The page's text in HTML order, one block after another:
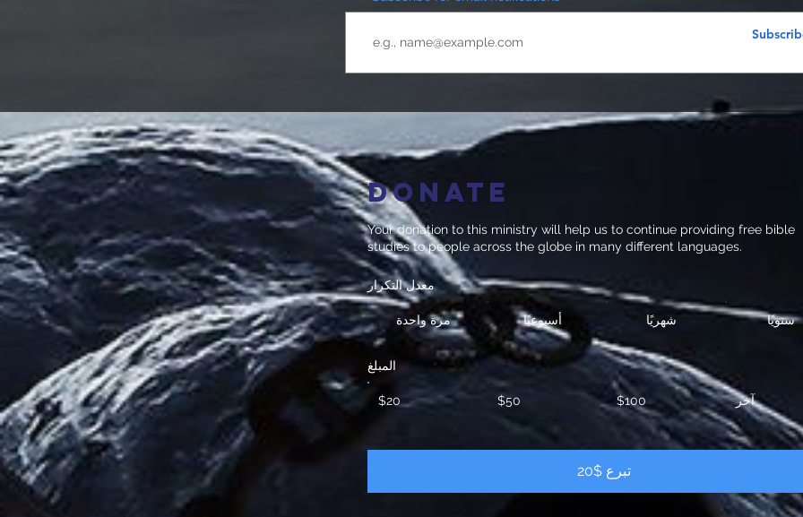
Donate
Your donation to this ministry will help us to continue providing free bible
studies to people across the globe in many different languages.
معدل التكرار
مرة واحدة أسبوعيًا شهريًا سنويًا
المبلغ
$20 $50 $100 آخر
تبرع $20